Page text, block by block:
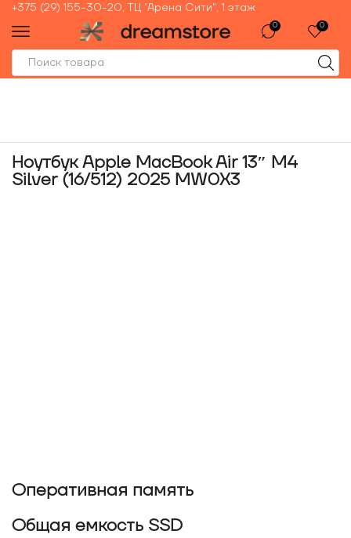
+375 (29) 155-30-20, ТЦ "Арена Сити", 1 этаж
0 0
Ноутбук Apple MacBook Air 13″ M4
Silver (16/512) 2025 MW0X3
Оперативная память
Общая емкость SSD